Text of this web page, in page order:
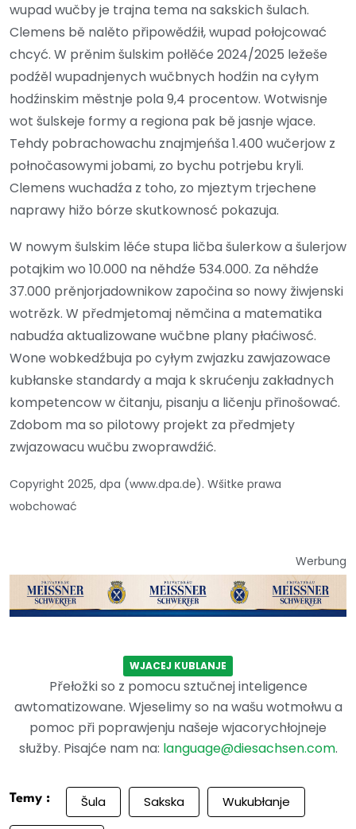
wupad wučby je trajna tema na sakskich šulach.
Clemens bě nalěto připowědźił, wupad połojcować
chcyć. W prěnim šulskim połlěće 2024/2025 ležeše
podźěl wupadnjenych wučbnych hodźin na cyłym
hodźinskim městnje pola 9,4 procentow. Wotwisnje
wot šulskeje formy a regiona pak bě jasnje wjace.
Tehdy pobrachowachu znajmjeńša 1.400 wučerjow z
połnočasowymi jobami, zo bychu potrjebu kryli.
Clemens wuchadźa z toho, zo mjeztym trjechene
naprawy hižo bórze skutkownosć pokazuja.
W nowym šulskim lěće stupa ličba šulerkow a šulerjow
potajkim wo 10.000 na něhdźe 534.000. Za něhdźe
37.000 prěnjorjadownikow započina so nowy žiwjenski
wotrězk. W předmjetomaj němčina a matematika
nabudźa aktualizowane wučbne plany płaćiwosć.
Wone wobkedźbuja po cyłym zwjazku zawjazowace
kubłanske standardy a maja k skrućenju zakładnych
kompetencow w čitanju, pisanju a ličenju přinošować.
Zdobom ma so pilotowy projekt za předmjety
zwjazowacu wučbu zwoprawdźić.
Copyright 2025, dpa (www.dpa.de). Wšitke prawa
wobchować
Werbung
WJACEJ KUBLANJE
Přełožki so z pomocu sztučnej inteligence
awtomatizowane. Wjeselimy so na wašu wotmołwu a
pomoc při poprawjenju našeje wjacorychłojneje
słužby. Pisajće nam na: language@diesachsen.com.
Temy : Šula Sakska Wukubłanje